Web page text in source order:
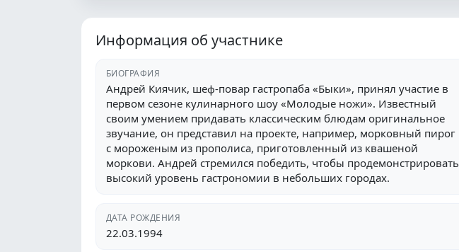
Информация об участнике
БИОГРАФИЯ
Андрей Киячик, шеф-повар гастропаба «Быки», принял участие в
первом сезоне кулинарного шоу «Молодые ножи». Известный
своим умением придавать классическим блюдам оригинальное
звучание, он представил на проекте, например, морковный пирог
с мороженым из прополиса, приготовленный из квашеной
моркови. Андрей стремился победить, чтобы продемонстрировать
высокий уровень гастрономии в небольших городах.
ДАТА РОЖДЕНИЯ
22.03.1994